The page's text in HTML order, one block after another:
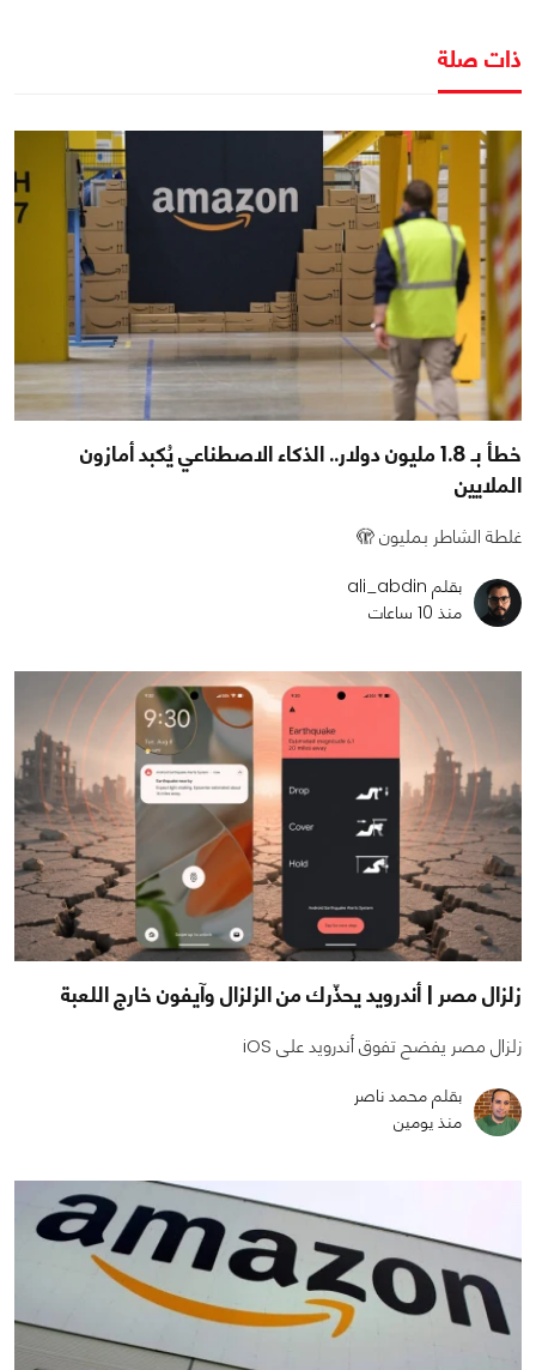
ذات صلة
خطأ بـ 1.8 مليون دولار.. الذكاء الاصطناعي يُكبد أمازون
الملايين
غلطة الشاطر بمليون 🫣
بقلم ali_abdin
منذ 10 ساعات
زلزال مصر | أندرويد يحذّرك من الزلزال وآيفون خارج اللعبة
زلزال مصر يفضح تفوق أندرويد على iOS
بقلم محمد ناصر
منذ يومين